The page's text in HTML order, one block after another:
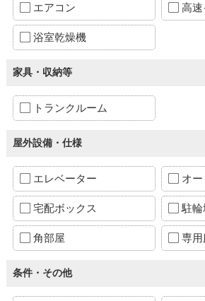
エアコン 高速
浴室乾燥機
家具・収納等
トランクルーム
屋外設備・仕様
エレベーター オ
宅配ボックス 駐輪
角部屋 専用
条件・その他